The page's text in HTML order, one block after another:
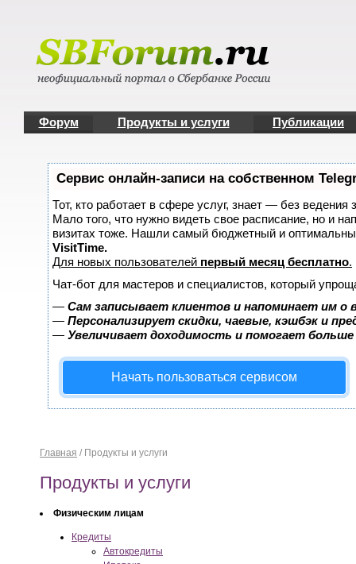
Форум Продукты и услуги Публикации
Сервис онлайн-записи на собственном
Тот, кто работает в сфере услуг, знает — без ведения
Мало того, что нужно видеть свое расписание, но и
визитах тоже. Нашли самый бюджетный и
VisitTime.
Для новых пользователей первый месяц бесплатно.
Чат-бот для мастеров и специалистов, который
— Сам записывает клиентов и напоминает им о
— Персонализирует скидки, чаевые, кэшбэк и
— Увеличивает доходимость и помогает
Начать пользоваться сервисом
Главная / Продукты и услуги
Продукты и услуги
Физическим лицам
Кредиты
Автокредиты